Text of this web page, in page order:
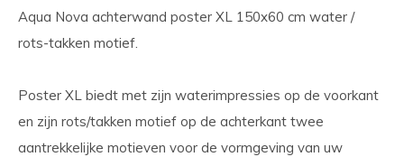
Aqua Nova achterwand poster XL 150x60 cm water /
rots-takken motief.
Poster XL biedt met zijn waterimpressies op de voorkant
en zijn rots/takken motief op de achterkant twee
aantrekkelijke motieven voor de vormgeving van uw